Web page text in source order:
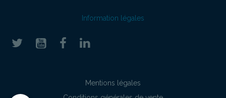
Information légales
Mentions légales